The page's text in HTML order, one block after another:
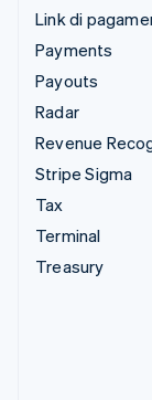
Link di
Payments
Payouts
Radar
Revenue
Stripe Sigma
Tax
Terminal
Treasury